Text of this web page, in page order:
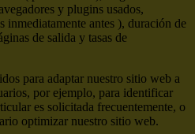
y plugins usados,
inmediatamente antes ), duración de
de salida y tasas de
para adaptar nuestro sitio web a
por ejemplo, para identificar
es solicitada frecuentemente, o
optimizar nuestro sitio web.